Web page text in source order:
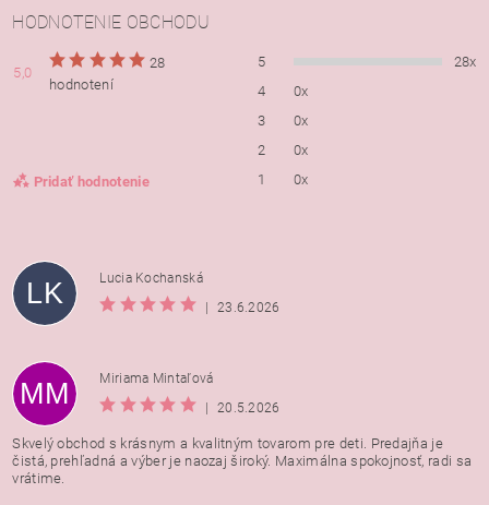
HODNOTENIE OBCHODU
5,0
28
hodnotení
Pridať hodnotenie
5
28x
4
0x
3
0x
2
0x
1
0x
LK
Lucia Kochanská
|
23.6.2026
MM
Miriama Mintaľová
|
20.5.2026
Skvelý obchod s krásnym a kvalitným tovarom pre deti. Predajňa je
čistá, prehľadná a výber je naozaj široký. Maximálna spokojnosť, radi sa
vrátime.